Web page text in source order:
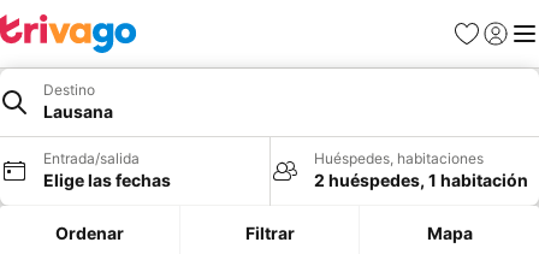
Favoritos
Iniciar
Destino
Lausana
Entrada/salida
Elige las fechas
Huéspedes, habitaciones
2 huéspedes, 1 habitación
Ordenar Filtrar Mapa